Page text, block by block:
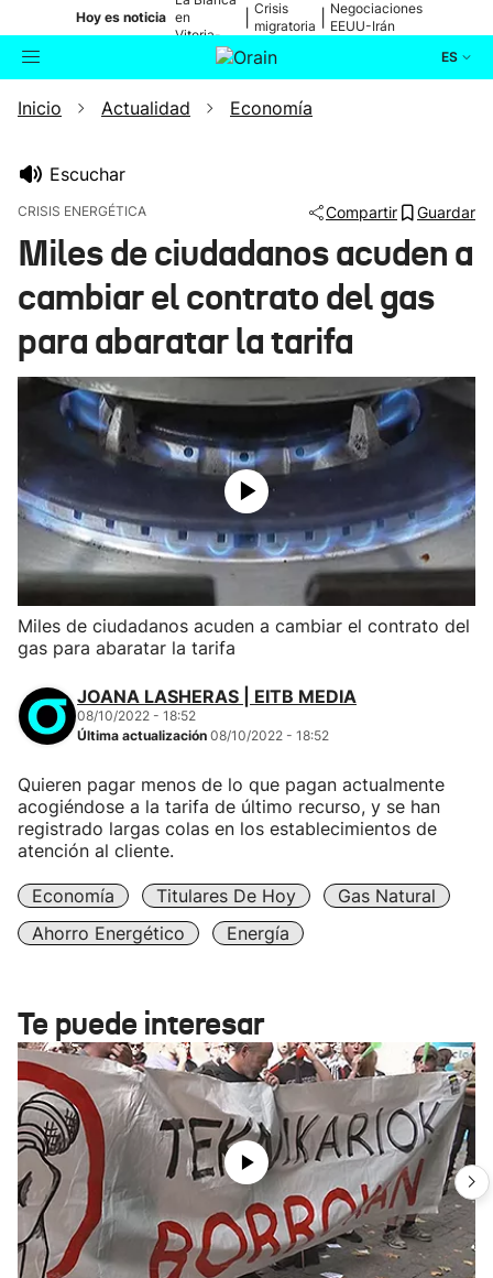
Hoy es noticia en
Vitoria-
Gasteiz
Crisis
migratoria
Negociaciones
EEUU-Irán
ES
Buscador Actualidad
Ikusmiran
Eguraldia
Inicio Actualidad Economía
Escuchar
CRISIS ENERGÉTICA Compartir Guardar
Miles de ciudadanos acuden a
cambiar el contrato del gas
para abaratar la tarifa
Miles de ciudadanos acuden a cambiar el contrato del
gas para abaratar la tarifa
JOANA LASHERAS | EITB MEDIA
08/10/2022 - 18:52
Última actualización 08/10/2022 - 18:52
Quieren pagar menos de lo que pagan actualmente
acogiéndose a la tarifa de último recurso, y se han
registrado largas colas en los establecimientos de
atención al cliente.
Economía Titulares De Hoy
Gas Natural
Ahorro Energético
Energía
Te puede interesar